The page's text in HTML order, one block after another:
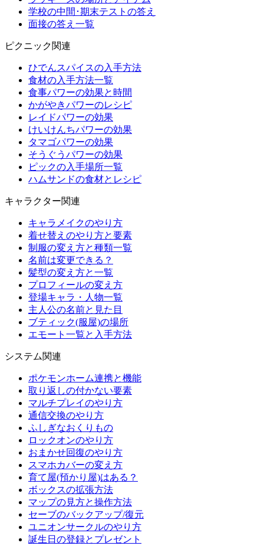
学校の中間･期末テストの答え
面接の答え一覧
ピクニック関連
ひでんスパイスの入手方法
食材の入手方法一覧
食事パワーの効果と時間
かがやきパワーのレシピ
レイドパワーの効果
けいけんちパワーの効果
タマゴパワーの効果
そうぐうパワーの効果
ピックの入手場所一覧
ハムサンドの食材とレシピ
キャラクター関連
キャラメイクのやり方
着せ替えのやり方と要素
制服の変え方と種類一覧
名前は変更できる？
髪型の変え方と一覧
プロフィールの変え方
登場キャラ・人物一覧
主人公の名前と見た目
ブティック(服屋)の場所
エモート一覧と入手方法
システム関連
ポケモンホーム連携と機能
取り返しの付かない要素
マルチプレイのやり方
通信交換のやり方
ふしぎなおくりもの
ロックオンのやり方
おまかせ回復のやり方
スマホカバーの変え方
育て屋(預かり屋)はある？
ボックスの拡張方法
マップの見方と操作方法
セーブのバックアップ/復元
ユニオンサークルのやり方
誕生日の登録とプレゼント